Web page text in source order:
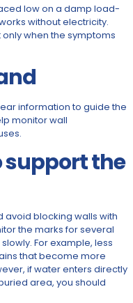
low on a damp load-
without electricity.
when the symptoms
information to guide the
monitor wall
support the
avoid blocking walls with
the marks for several
For example, less
that become more
if water enters directly
area, you should